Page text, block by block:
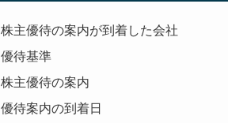
株主優待の案内が到着した会社
優待基準
株主優待の案内
優待案内の到着日